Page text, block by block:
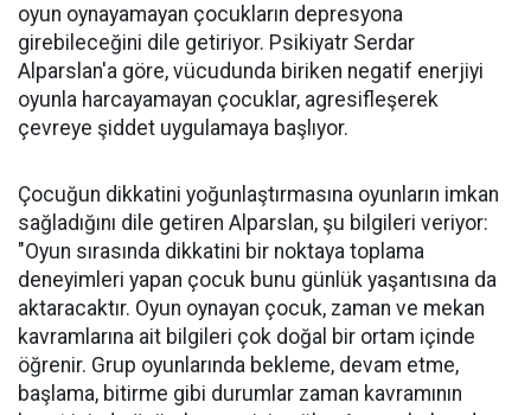
oyun oynayamayan çocukların depresyona
girebileceğini dile getiriyor. Psikiyatr Serdar
Alparslan'a göre, vücudunda biriken negatif enerjiyi
oyunla harcayamayan çocuklar, agresifleşerek
çevreye şiddet uygulamaya başlıyor.
Çocuğun dikkatini yoğunlaştırmasına oyunların imkan
sağladığını dile getiren Alparslan, şu bilgileri veriyor:
"Oyun sırasında dikkatini bir noktaya toplama
deneyimleri yapan çocuk bunu günlük yaşantısına da
aktaracaktır. Oyun oynayan çocuk, zaman ve mekan
kavramlarına ait bilgileri çok doğal bir ortam içinde
öğrenir. Grup oyunlarında bekleme, devam etme,
başlama, bitirme gibi durumlar zaman kavramının